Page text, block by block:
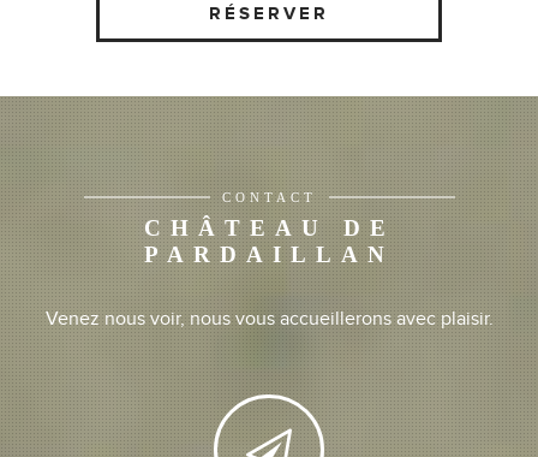
RÉSERVER
CONTACT
CHÂTEAU DE
PARDAILLAN
Venez nous voir, nous vous accueillerons avec plaisir.